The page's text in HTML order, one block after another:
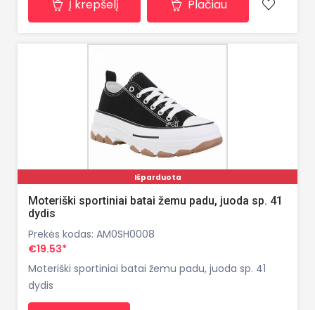
Pečių dirželis: pečių grandinėlė Medžiaga: Sintetinė
medžiaga su aukštos kokybės oda Vidi
Į krepšelį Plačiau
Išparduota
Moteriški sportiniai batai žemu padu, juoda sp. 41
dydis
Prekės kodas: AM0SH0008
€19.53*
Moteriški sportiniai batai žemu padu, juoda sp. 41
dydis